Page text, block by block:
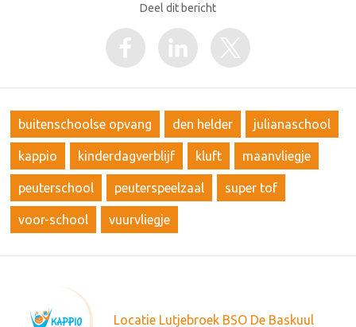
Deel dit bericht
buitenschoolse opvang den helder julianaschool
kappio kinderdagverblijf kluft maanvliegje
peuterschool peuterspeelzaal super tof
voor-school vuurvliegje
Locatie Lutjebroek BSO De Baskuul